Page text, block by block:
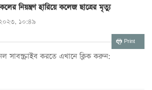
নিয়ন্ত্রণ হারিয়ে কলেজ ছাত্রের মৃত্যু
২০২৩, ১০:৪৯
Print
সাবস্ক্রাইব করতে এখানে ক্লিক করুন: